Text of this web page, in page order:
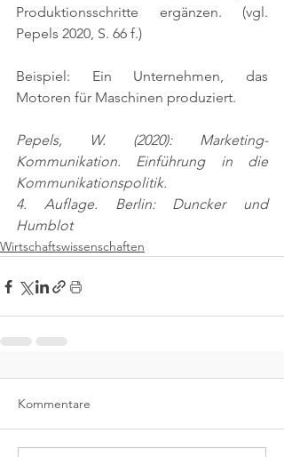
Produktionsschritte ergänzen. (vgl.
Pepels 2020, S. 66 f.)
Beispiel: Ein Unternehmen, das
Motoren für Maschinen produziert.
Pepels, W. (2020): Marketing-
Kommunikation. Einführung in die
Kommunikationspolitik.
4. Auflage. Berlin: Duncker und
Humblot
Wirtschaftswissenschaften
Kommentare